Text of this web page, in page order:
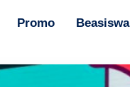
Promo Beasiswa